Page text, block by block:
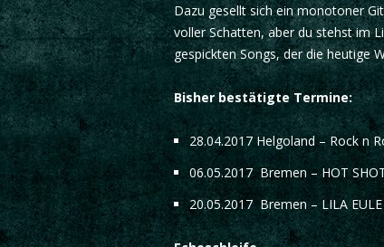
Dazu gesellt sich ein monotoner
voller Schatten, aber du stehst im
gespickten Songs, der die heutige
Bisher bestätigte Termine:
28.04.2017 Helgoland – Rock n
06.05.2017 Bremen – HOT
20.05.2017 Bremen – LILA